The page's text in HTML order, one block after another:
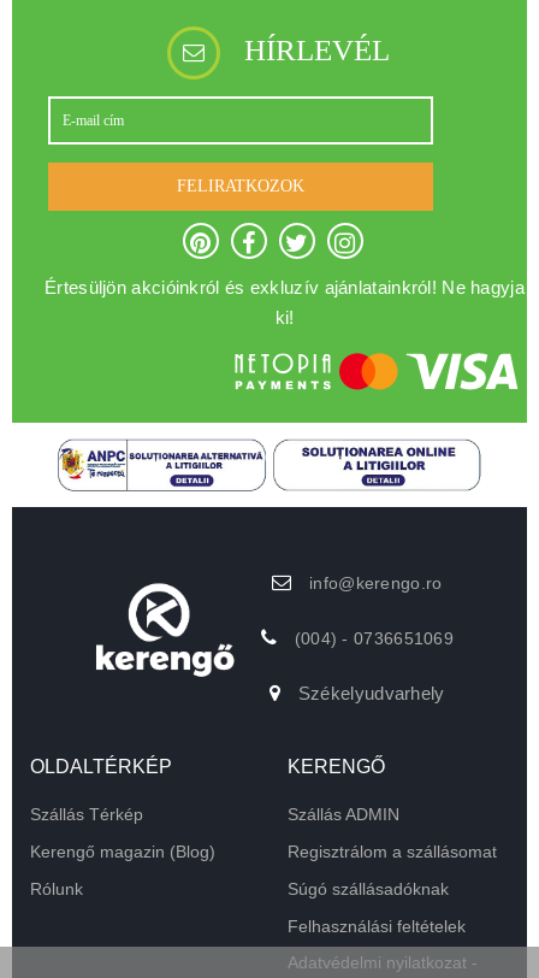
HÍRLEVÉL
FELIRATKOZOK
Értesüljön akcióinkról és exkluzív ajánlatainkról! Ne hagyja
ki!
info@kerengo.ro
(004) - 0736651069
Székelyudvarhely
OLDALTÉRKÉP
Szállás Térkép
Kerengő magazin (Blog)
Rólunk
KERENGŐ
Szállás ADMIN
Regisztrálom a szállásomat
Súgó szállásadóknak
Felhasználási feltételek
Adatvédelmi nyilatkozat -